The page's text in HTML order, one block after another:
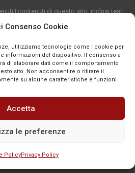
Consenso Cookie
utilizziamo tecnologie come i cookie per
informazioni del dispositivo. Il consenso a
di elaborare dati come il comportamento
sito. Non acconsentire o ritirare il
su alcune caratteristiche e funzioni.
Accetta
le preferenze
PolicyPrivacy Policy
I contenuti di questo sito, inclusi testi,
e grafica, sono protetti da copyright e
o parziale dei contenuti è consentita
chiaramente la fonte, con link diretto
previsto. I contenuti provenienti da terze
e restano di proprietà dei legittimi
viola diritti d’autore o norme vigenti, è
verifica e l’eventuale rimozione tramite
redazione@news-town.it